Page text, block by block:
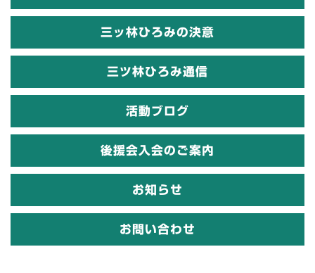
三ッ林ひろみの決意
三ツ林ひろみ通信
活動ブログ
後援会入会のご案内
お知らせ
お問い合わせ